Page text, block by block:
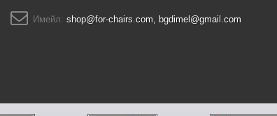
Имейл: shop@for-chairs.com, bgdimel@gmail.com